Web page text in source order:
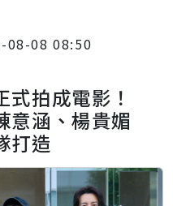
08-08 08:50
拍成電影！
意涵、楊貴媚
打造